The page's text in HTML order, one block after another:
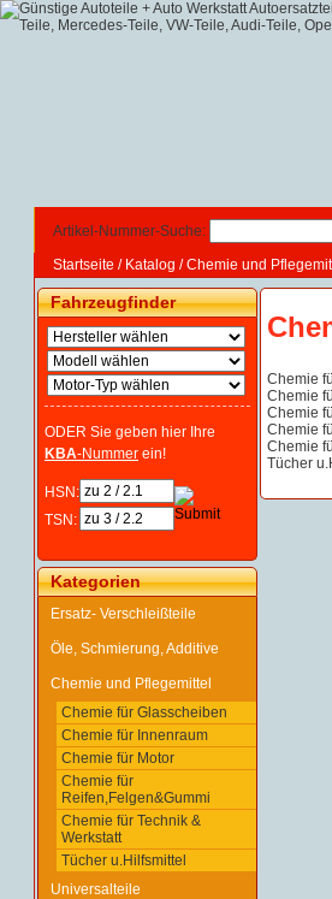
Artikel-Nummer-Suche:
Startseite / Katalog /Chemie und
Fahrzeugfinder
ODER Sie geben hier Ihre
KBA-Nummer ein!
HSN:
TSN:
Kategorien
Ersatz- Verschleißteile
Öle, Schmierung, Additive
Chemie und Pflegemittel
Chemie für Glasscheiben
Chemie für Innenraum
Chemie für Motor
Chemie für
Reifen,Felgen&Gummi
Chemie für Technik &
Werkstatt
Tücher u.Hilfsmittel
Universalteile
Chemie
Chemie
Chemie
Chemie
Chemie
Tücher